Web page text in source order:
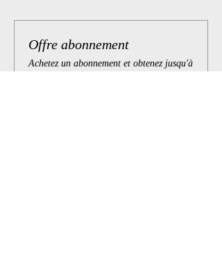
Offre abonnement
Achetez un abonnement et obtenez jusqu'à